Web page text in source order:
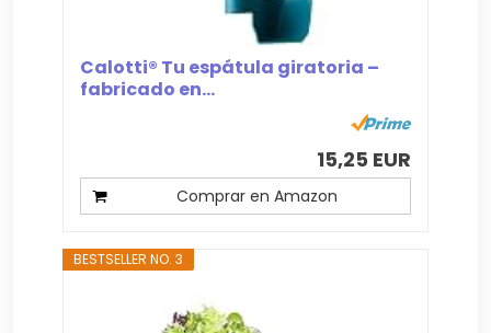
Calotti® Tu espátula giratoria –
fabricado en...
15,25 EUR
Comprar en Amazon
BESTSELLER NO. 3